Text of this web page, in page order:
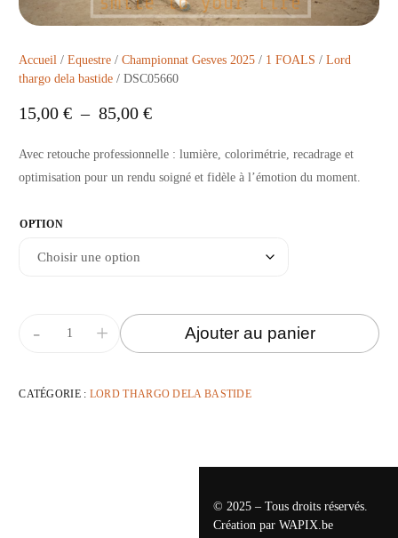
Accueil /Equestre /Championnat Gesves 2025 / 1 FOALS /Lord
thargo dela bastide / DSC05660
15,00€ – 85,00€
Avec retouche professionnelle : lumière, colorimétrie, recadrage et
optimisation pour un rendu soigné et fidèle à l’émotion du moment.
OPTION
+
- Ajouter au panier
CATÉGORIE : LORD THARGO DELA BASTIDE
© 2025 – Tous droits réservés.
Création par WAPIX.be